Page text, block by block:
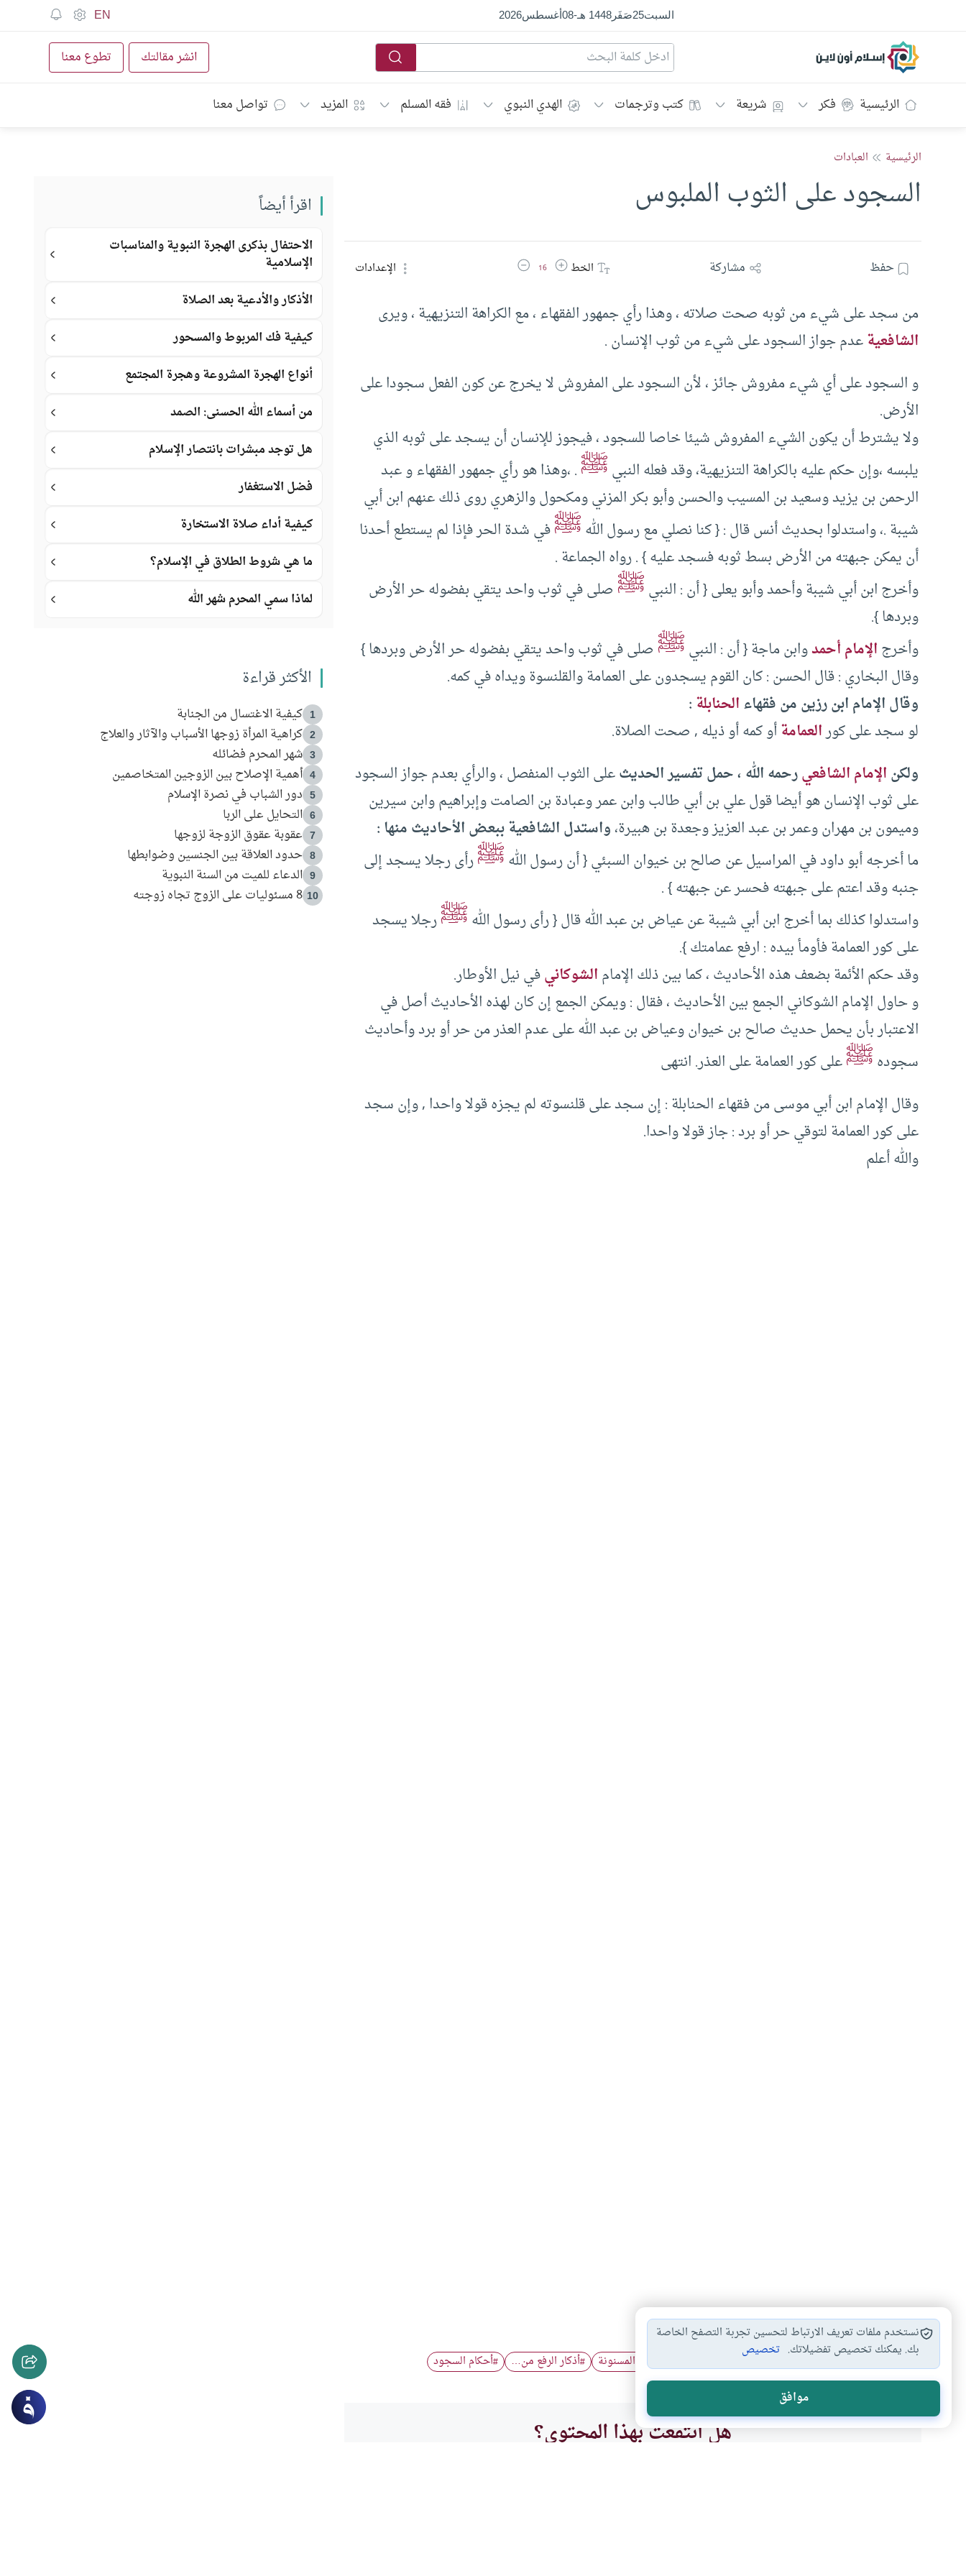
السبت25صَفَر1448 هـ -
08أغسطس2026
EN
إسلام أون لاين انشر مقالتك تطوع معنا
الرئيسية فكر شريعة كتب وترجمات الهدي النبوي فقه المسلم المزيد تواصل معنا
الرئيسية العبادات
السجود على الثوب الملبوس
حفظ مشاركة الخطزيادة حجم الخط
16 تقليل حجم الخط الإعدادات
من سجد على شيء من ثوبه صحت صلاته ، وهذا رأي جمهور الفقهاء ، مع الكراهة التنزيهية ، ويرى
الشافعيةعدم جواز السجود على شيء من ثوب الإنسان .
و السجود على أي شيء مفروش جائز ، لأن السجود على المفروش لا يخرج عن كون الفعل سجودا على
الأرض.
ولا يشترط أن يكون الشيء المفروش شيئا خاصا للسجود ، فيجوز للإنسان أن يسجد على ثوبه الذي
يلبسه ،وإن حكم عليه بالكراهة التنزيهية، وقد فعله النبيﷺ. ،وهذا هو رأي جمهور الفقهاء و عبد
الرحمن بن يزيد وسعيد بن المسيب والحسن وأبو بكر المزني ومكحول والزهري روى ذلك عنهم ابن أبي
شيبة .، واستدلوا بحديث أنس قال : { كنا نصلي مع رسول اللهﷺفي شدة الحر فإذا لم يستطع أحدنا
أن يمكن جبهته من الأرض بسط ثوبه فسجد عليه } . رواه الجماعة .
وأخرج ابن أبي شيبة وأحمد وأبو يعلى { أن : النبيﷺ صلى في ثوب واحد يتقي بفضوله حر الأرض
وبردها }.
وأخرجالإمام أحمدوابن ماجة { أن : النبيﷺ صلى في ثوب واحد يتقي بفضوله حر الأرض وبردها }
وقال البخاري : قال الحسن : كان القوم يسجدون على العمامة والقلنسوة ويداه في كمه.
وقال الإمام ابن رزين من فقهاءالحنابلة:
لو سجد على كورالعمامةأو كمه أو ذيله , صحت الصلاة.
ولكنالإمام الشافعيرحمه الله ، حمل تفسير الحديثعلى الثوب المنفصل ، والرأي بعدم جواز السجود
على ثوب الإنسان هو أيضا قول علي بن أبي طالب وابن عمر وعبادة بن الصامت وإبراهيم وابن سيرين
وميمون بن مهران وعمر بن عبد العزيز وجعدة بن هبيرة،واستدل الشافعية ببعض الأحاديث منها :
ما أخرجه أبو داود في المراسيل عن صالح بن خيوان السبئي { أن رسول اللهﷺرأى رجلا يسجد إلى
جنبه وقد اعتم على جبهته فحسر عن جبهته } .
واستدلوا كذلك بما أخرج ابن أبي شيبة عن عياض بن عبد الله قال { رأى رسول اللهﷺرجلا يسجد
على كور العمامة فأومأ بيده : ارفع عمامتك }.
وقد حكم الأئمة بضعف هذه الأحاديث ، كما بين ذلك الإمامالشوكانيفي نيل الأوطار.
و حاول الإمام الشوكاني الجمع بين الأحاديث ، فقال : ويمكن الجمع إن كان لهذه الأحاديث أصل في
الاعتبار بأن يحمل حديث صالح بن خيوان وعياض بن عبد الله على عدم العذر من حر أو برد وأحاديث
سجودهﷺعلى كور العمامة على العذر. انتهى
وقال الإمام ابن أبي موسى من فقهاء الحنابلة : إن سجد على قلنسوته لم يجزه قولا واحدا , وإن سجد
على كور العمامة لتوقي حر أو برد : جاز قولا واحدا.
والله أعلم
أذكار الركوع والسجود ترك السجود على… كيفية السجود المسنونة #أذكار الرفع من… #أحكام السجود
هل انتفعت بهذا المحتوى؟
اقرأ أيضاً
الاحتفال بذكرى الهجرة النبوية والمناسبات
الإسلامية
الأذكار والأدعية بعد الصلاة
كيفية فك المربوط والمسحور
أنواع الهجرة المشروعة وهجرة المجتمع
من أسماء الله الحسنى: الصمد
هل توجد مبشرات بانتصار الإسلام
فضل الاستغفار
كيفية أداء صلاة الاستخارة
ما هي شروط الطلاق في الإسلام؟
لماذا سمي المحرم شهر الله
الأكثر قراءة
1 كيفية الاغتسال من الجنابة
2 كراهية المرأة زوجها الأسباب والآثار والعلاج
3 شهر المحرم فضائله
4 أهمية الإصلاح بين الزوجين المتخاصمين
5 دور الشباب في نصرة الإسلام
6 التحايل على الربا
7 عقوبة عقوق الزوجة لزوجها
8 حدود العلاقة بين الجنسين وضوابطها
9 الدعاء للميت من السنة النبوية
10 8 مسئوليات على الزوج تجاه زوجته
نستخدم ملفات تعريف الارتباط لتحسين تجربة التصفح الخاصة
بك. يمكنك تخصيص تفضيلاتك. تخصيص
موافق